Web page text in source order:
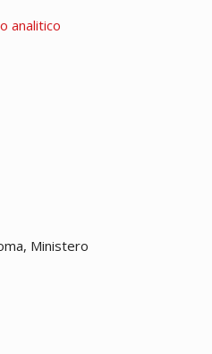
analitico
Ministero